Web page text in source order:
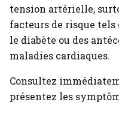
tension artérielle,
facteurs de risque
le diabète ou des
maladies cardiaques.
Consultez
présentez les